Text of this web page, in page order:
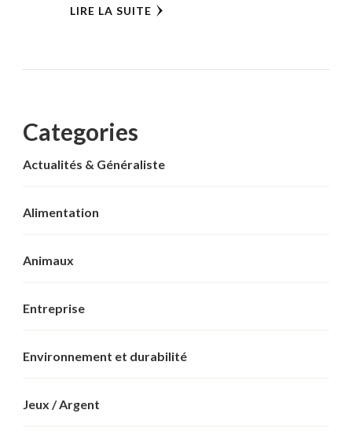
LIRE LA SUITE
Categories
Actualités & Généraliste
Alimentation
Animaux
Entreprise
Environnement et durabilité
Jeux / Argent